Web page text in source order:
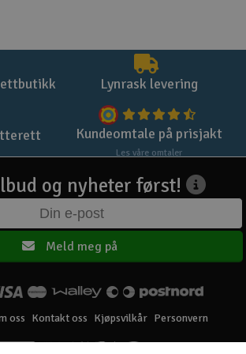
Lynrask levering
Kundeomtale på prisjakt
Les våre omtaler
og nyheter først!
Meld meg på
oss Kontakt oss Kjøpsvilkår Personvern